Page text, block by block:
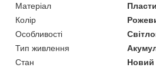
Матеріал
Колір
Особливості
Тип живлення
Стан
Новий